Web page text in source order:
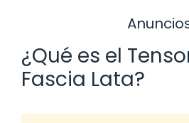
¿Qué es el
Fascia Lata?